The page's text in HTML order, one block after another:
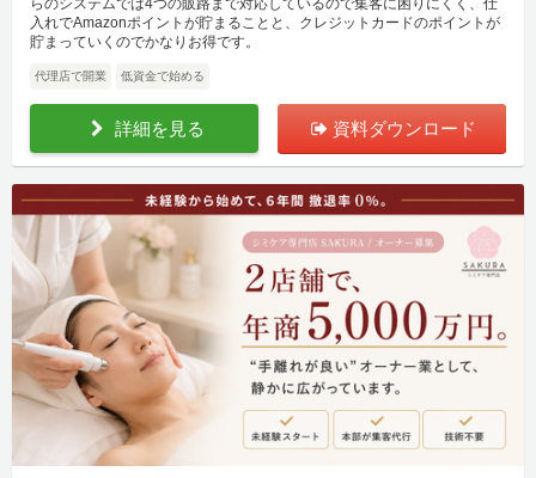
らのシステムでは4つの販路まで対応しているので集客に困りにくく、仕
入れでAmazonポイントが貯まることと、クレジットカードのポイントが
貯まっていくのでかなりお得です。
代理店で開業 低資金で始める
詳細を見る 資料ダウンロード